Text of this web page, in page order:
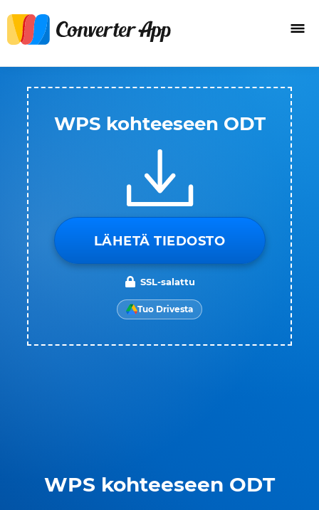
WPS kohteeseen ODT
WPS kohteeseen ODT
LÄHETÄ TIEDOSTO
SSL-salattu
Tuo Drivesta